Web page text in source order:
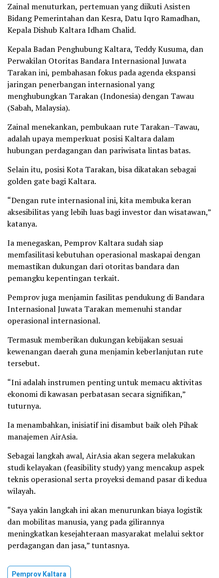
Zainal menuturkan, pertemuan yang diikuti Asisten
Bidang Pemerintahan dan Kesra, Datu Iqro Ramadhan,
Kepala Dishub Kaltara Idham Chalid.
Kepala Badan Penghubung Kaltara, Teddy Kusuma, dan
Perwakilan Otoritas Bandara Internasional Juwata
Tarakan ini, pembahasan fokus pada agenda ekspansi
jaringan penerbangan internasional yang
menghubungkan Tarakan (Indonesia) dengan Tawau
(Sabah, Malaysia).
Zainal menekankan, pembukaan rute Tarakan–Tawau,
adalah upaya memperkuat posisi Kaltara dalam
hubungan perdagangan dan pariwisata lintas batas.
Selain itu, posisi Kota Tarakan, bisa dikatakan sebagai
golden gate bagi Kaltara.
“Dengan rute internasional ini, kita membuka keran
aksesibilitas yang lebih luas bagi investor dan wisatawan,”
katanya.
Ia menegaskan, Pemprov Kaltara sudah siap
memfasilitasi kebutuhan operasional maskapai dengan
memastikan dukungan dari otoritas bandara dan
pemangku kepentingan terkait.
Pemprov juga menjamin fasilitas pendukung di Bandara
Internasional Juwata Tarakan memenuhi standar
operasional internasional.
Termasuk memberikan dukungan kebijakan sesuai
kewenangan daerah guna menjamin keberlanjutan rute
tersebut.
“Ini adalah instrumen penting untuk memacu aktivitas
ekonomi di kawasan perbatasan secara signifikan,”
tuturnya.
Ia menambahkan, inisiatif ini disambut baik oleh Pihak
manajemen AirAsia.
Sebagai langkah awal, AirAsia akan segera melakukan
studi kelayakan (feasibility study) yang mencakup aspek
teknis operasional serta proyeksi demand pasar di kedua
wilayah.
“Saya yakin langkah ini akan menurunkan biaya logistik
dan mobilitas manusia, yang pada gilirannya
meningkatkan kesejahteraan masyarakat melalui sektor
perdagangan dan jasa,” tuntasnya.
Pemprov Kaltara